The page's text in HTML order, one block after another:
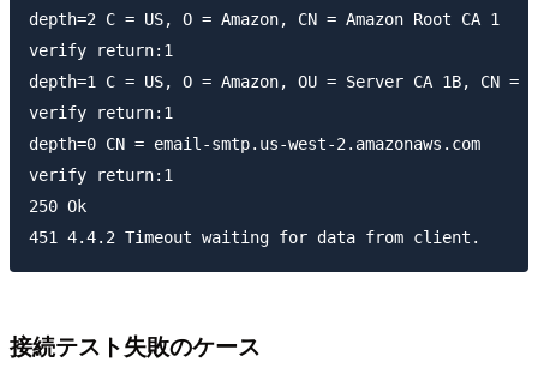
depth=2 C = US, O = Amazon, CN = Amazon Root CA 1
verify return:1
depth=1 C = US, O = Amazon, OU = Server CA 1B, CN =
verify return:1
depth=0 CN = email-smtp.us-west-2.amazonaws.com
verify return:1
250 Ok
接続テスト失敗のケース